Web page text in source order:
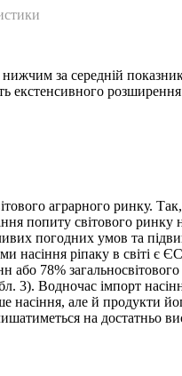
за середній
екстенсивного
аграрного ринку.
попиту світового ринку
погодних умов та
насіння ріпаку в світі є
78%
Водночас імпорт
але й продукти
на достатньо